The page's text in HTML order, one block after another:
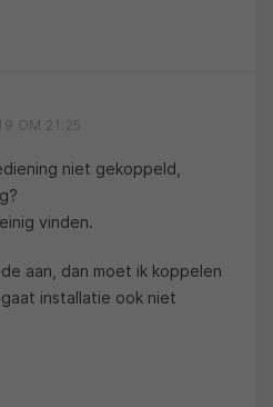
OM 21:25
niet gekoppeld,
vinden.
aan, dan moet ik koppelen
installatie ook niet